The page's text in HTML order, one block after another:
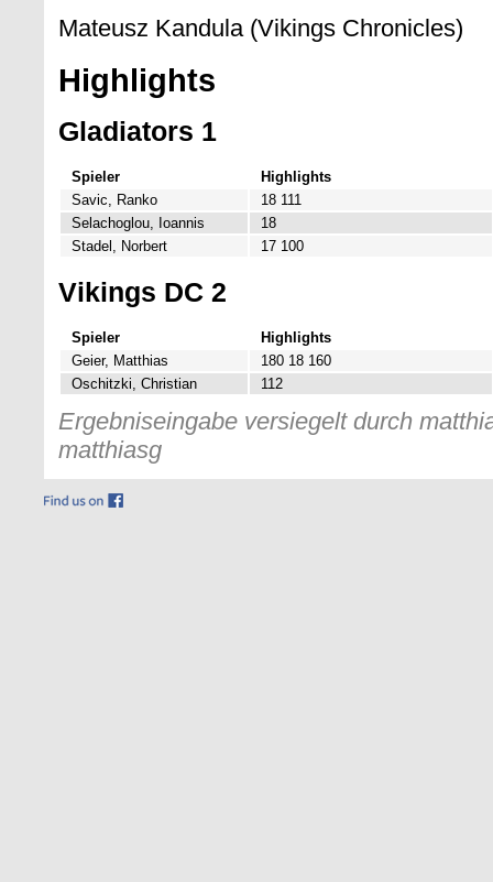
Mateusz Kandula (Vikings Chronicles)
Highlights
Gladiators 1
Spieler
Highlights
Savic, Ranko
18 111
Selachoglou, Ioannis
18
Stadel, Norbert
17 100
Vikings DC 2
Spieler
Highlights
Geier, Matthias
180 18 160
Oschitzki, Christian
112
Ergebniseingabe versiegelt durch
matthiasg